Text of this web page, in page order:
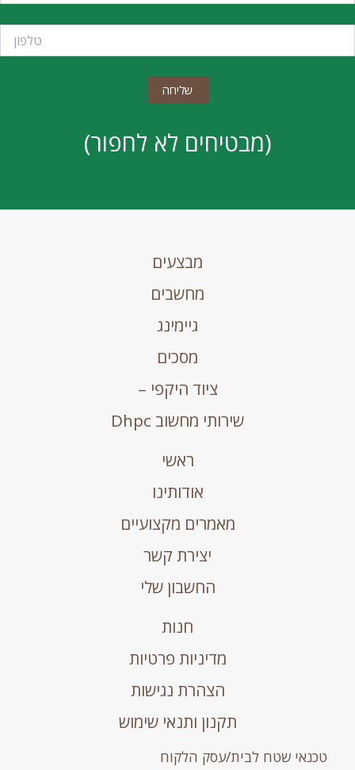
(מבטיחים לא לחפור)
מבצעים
מחשבים
גיימינג
מסכים
ציוד היקפי –
שירותי מחשוב Dhpc
ראשי
אודותינו
מאמרים מקצועיים
יצירת קשר
החשבון שלי
חנות
מדיניות פרטיות
הצהרת נגישות
תקנון ותנאי שימוש
טכנאי שטח לבית/עסק הלקוח